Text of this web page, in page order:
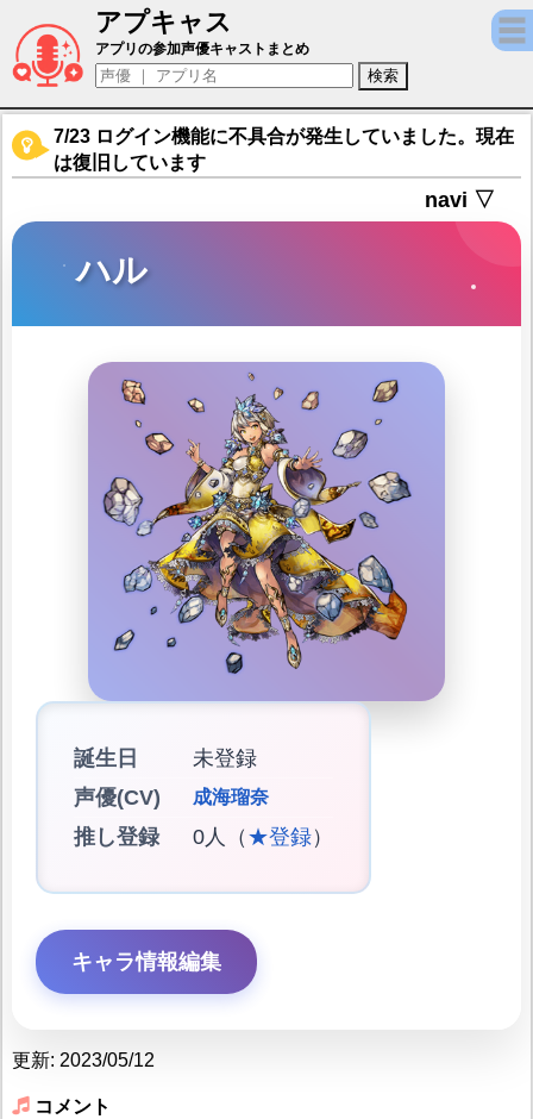
アプキャス
ハル（声優：成海瑠奈)【逆転オセロニア】
アプリの参加声優キャストまとめ
7/23 ログイン機能に不具合が発生していました。現在
は復旧しています
navi ▽
ハル
誕生日
未登録
声優(CV)
成海瑠奈
推し登録 0人（ ★登録）
キャラ情報編集
更新: 2023/05/12
コメント